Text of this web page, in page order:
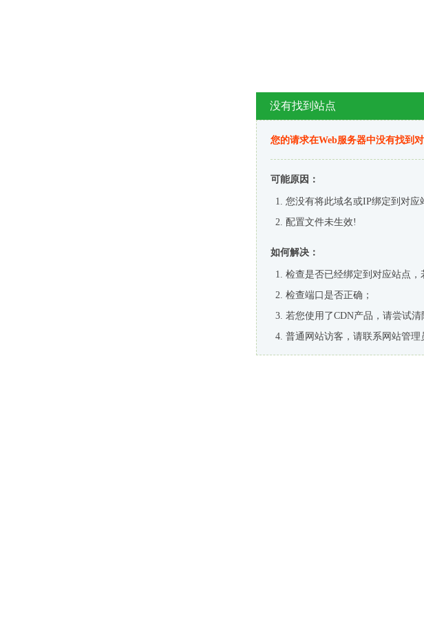
没有找到站点
您的请求在Web服务器中没有找到
可能原因：
您没有将此域名或IP绑定到对应
配置文件未生效!
如何解决：
检查是否已经绑定到对应站点，
检查端口是否正确；
若您使用了CDN产品，请尝试清
普通网站访客，请联系网站管理